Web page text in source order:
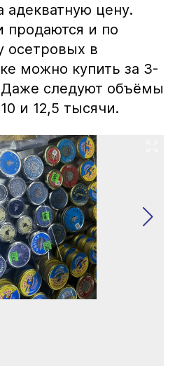
адекватную цену.
и по
осетровых в
можно купить за 3-
следуют объёмы
и 12,5 тысячи.